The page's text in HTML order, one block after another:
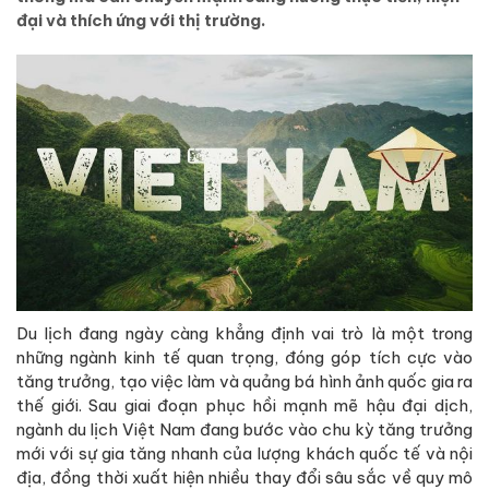
đại và thích ứng với thị trường.
Du lịch đang ngày càng khẳng định vai trò là một trong
những ngành kinh tế quan trọng, đóng góp tích cực vào
tăng trưởng, tạo việc làm và quảng bá hình ảnh quốc gia ra
thế giới. Sau giai đoạn phục hồi mạnh mẽ hậu đại dịch,
ngành du lịch Việt Nam đang bước vào chu kỳ tăng trưởng
mới với sự gia tăng nhanh của lượng khách quốc tế và nội
địa, đồng thời xuất hiện nhiều thay đổi sâu sắc về quy mô